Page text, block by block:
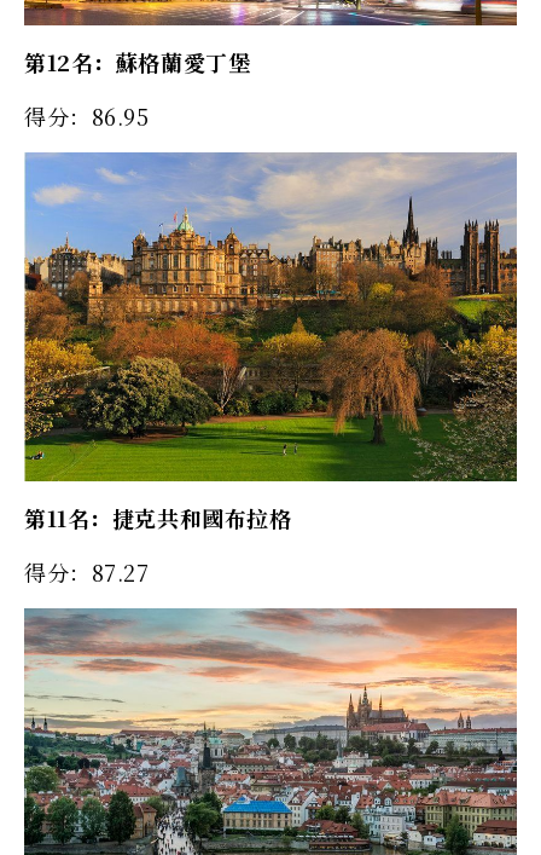
第12名：蘇格蘭愛丁堡
得分：86.95
第11名：捷克共和國布拉格
得分：87.27